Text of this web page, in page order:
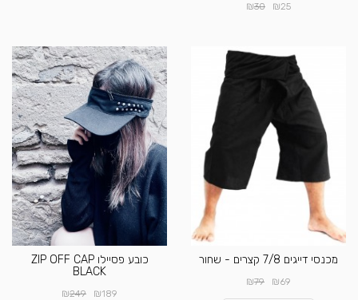
₪25
₪30
מכנסי דייגים 7/8 קצרים - שחור
₪69
₪79
כובע פסיילו ZIP OFF CAP
BLACK
₪189
₪249